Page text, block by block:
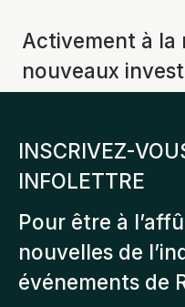
Activement à la
nouveaux
INSCRIVEZ-
INFOLETTRE
Pour être à
nouvelles de
événements de